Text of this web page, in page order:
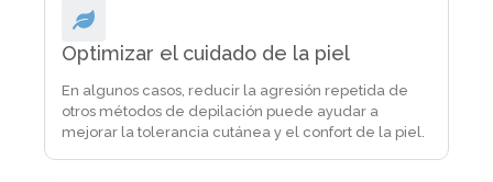
Optimizar el cuidado de la piel
En algunos casos, reducir la agresión repetida de
otros métodos de depilación puede ayudar a
mejorar la tolerancia cutánea y el confort de la piel.